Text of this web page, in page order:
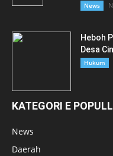
News
Heboh
Desa
Hukum
KATEGORI E
News
Daerah